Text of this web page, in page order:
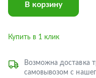
В корзину
Купить в 1 клик
Возможна доставка
самовывозом с